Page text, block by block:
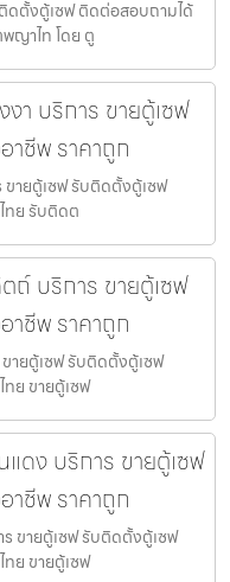
ดตั้งตู้เซฟ ติดต่อสอบถามได้
ญาไท โดย ตู
า บริการ ขายตู้เซฟ
ชีพ ราคาถูก
ายตู้เซฟ รับติดตั้งตู้เซฟ
ทย รับติดต
ถ์ บริการ ขายตู้เซฟ
ชีพ ราคาถูก
ายตู้เซฟ รับติดตั้งตู้เซฟ
ย ขายตู้เซฟ
แดง บริการ ขายตู้เซฟ
ชีพ ราคาถูก
ขายตู้เซฟ รับติดตั้งตู้เซฟ
ย ขายตู้เซฟ